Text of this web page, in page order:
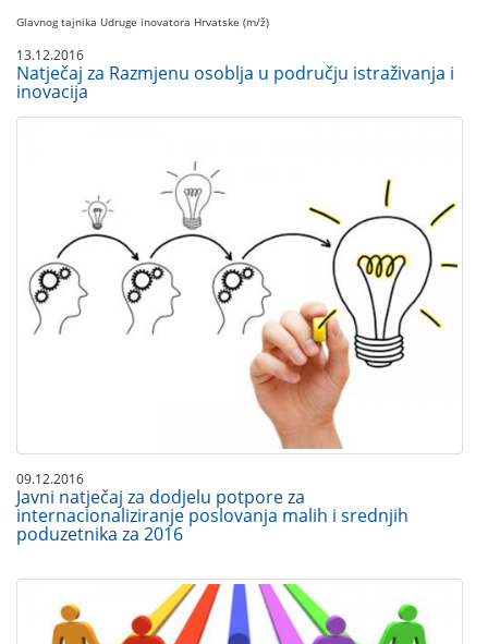
Glavnog tajnika Udruge inovatora Hrvatske (m/ž)
13.12.2016
Natječaj za Razmjenu osoblja u području istraživanja i
inovacija
09.12.2016
Javni natječaj za dodjelu potpore za
internacionaliziranje poslovanja malih i srednjih
poduzetnika za 2016